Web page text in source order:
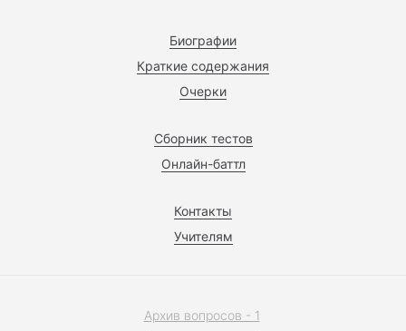
Биографии
Краткие содержания
Очерки
Сборник тестов
Онлайн-баттл
Контакты
Учителям
Архив вопросов - 1